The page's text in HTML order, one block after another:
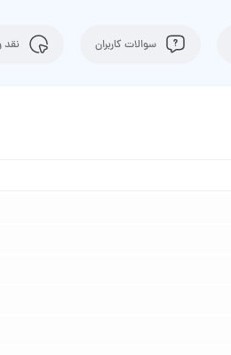
سوالات کاربران نقد